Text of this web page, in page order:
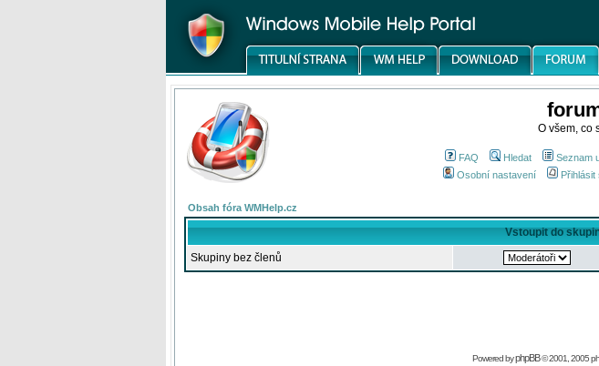
O všem, co
FAQ Hledat Seznam
Osobní nastavení
Obsah fóra WMHelp.cz
Vstoupit do
Skupiny bez členů
Powered byphpBB© 2001, 2005